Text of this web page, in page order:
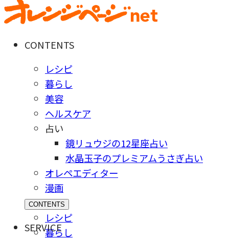
CONTENTS
レシピ
暮らし
美容
ヘルスケア
占い
鏡リュウジの12星座占い
水晶玉子のプレミアムうさぎ占い
オレペエディター
漫画
CONTENTS
レシピ
暮らし
SERVICE